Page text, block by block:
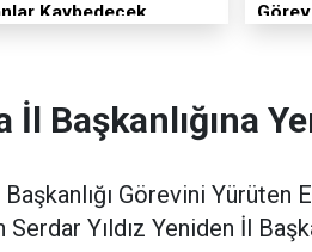
Kaybedecek
Başkanlığına
Görevini Yürüten
Serdar Yıldız Yeniden İl